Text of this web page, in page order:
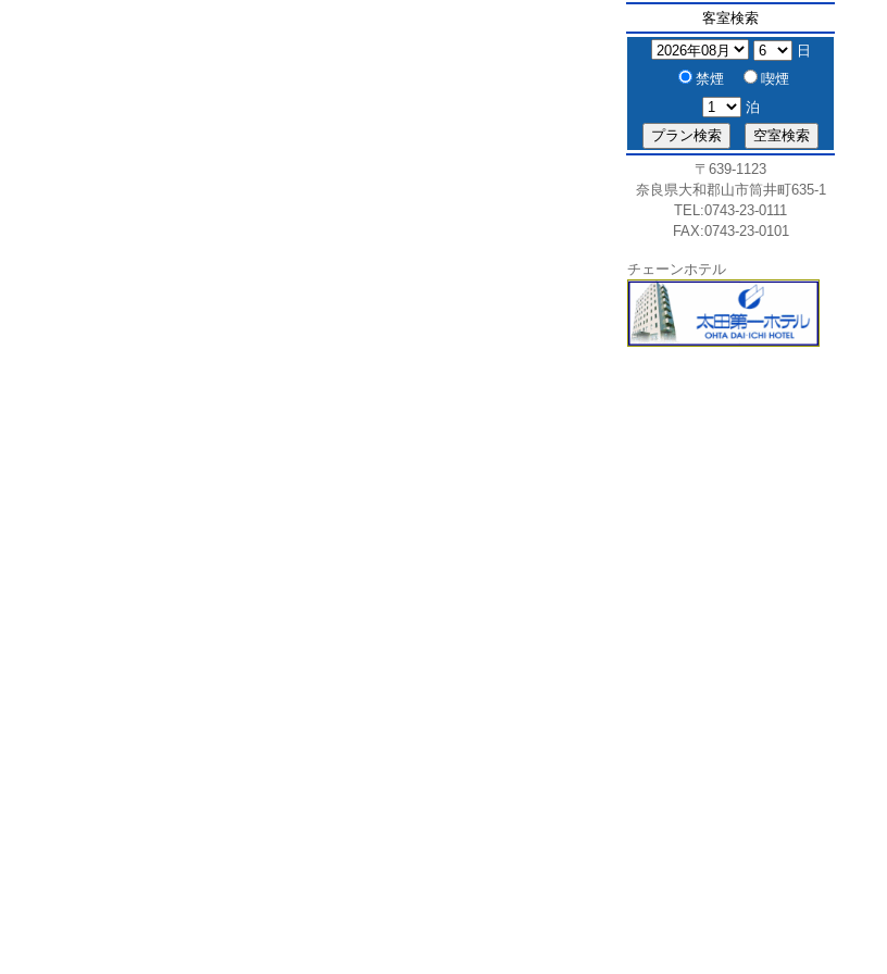
客室検索
日
禁煙
喫煙
泊
〒639-1123
奈良県大和郡山市筒井町635-1
TEL:0743-23-0111
FAX:0743-23-0101
チェーンホテル